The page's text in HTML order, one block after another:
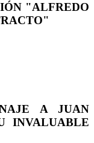
"ALFREDO
A JUAN
INVALUABLE